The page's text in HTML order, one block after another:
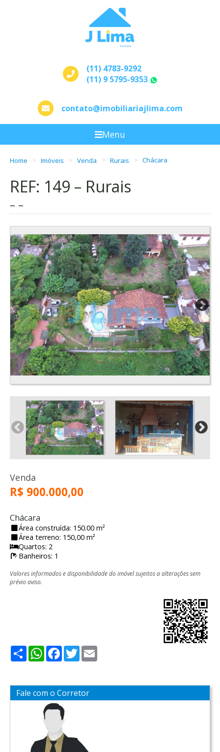
(11) 4783-9292
(11) 9 5795-9353
contato@imobiliariajlima.com
Menu
Home Imóveis Venda Rurais Chácara
REF: 149 – Rurais
– –
Venda
R$ 900.000,00
Chácara
Área construída: 150.00 m²
Área terreno: 150,00 m²
Quartos: 2
Banheiros: 1
Valores informados e disponibilidade do imóvel sujeitos a alterações sem
prévio aviso.
ShareWhatsApp
Facebook
Twitter
Fale com o Corretor